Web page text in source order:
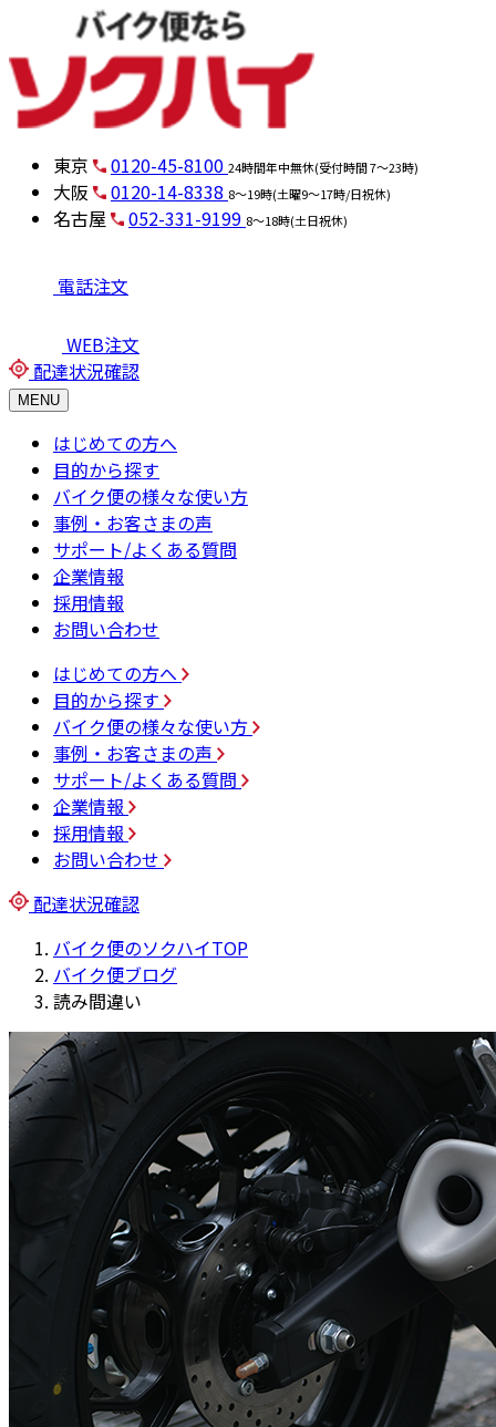
東京 0120-45-8100 24時間年中無休(受付時間 7～23時)
大阪 0120-14-8338 8～19時(土曜9～17時/日祝休)
名古屋 052-331-9199 8～18時(土日祝休)
電話注文
WEB注文
配達状況確認
MENU
はじめての方へ
目的から探す
バイク便の様々な使い方
事例・お客さまの声
サポート/よくある質問
企業情報
採用情報
お問い合わせ
はじめての方へ
目的から探す
バイク便の様々な使い方
事例・お客さまの声
サポート/よくある質問
企業情報
採用情報
お問い合わせ
配達状況確認
バイク便のソクハイTOP
バイク便ブログ
読み間違い